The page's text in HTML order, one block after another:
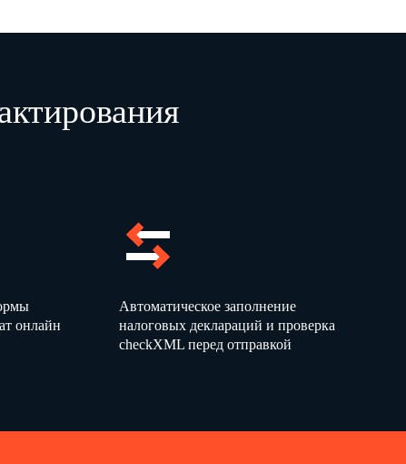
онлайн
Автоматическое заполнение
налоговых деклараций и проверка
checkXML перед отправкой